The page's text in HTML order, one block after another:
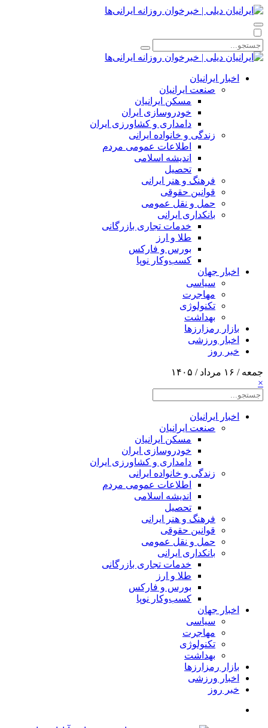
اخبار ایرانیان
صنعت ایرانیان
مسکن ایرانیان
خودروسازی ایران
دامداری و کشاورزی ایران
زندگی و خانواده ایرانی
اطلاعات عمومی مردم
اندیشه اسلامی
تحصیل
فرهنگ و هنر ایرانی
قوانین حقوقی
حمل و نقل عمومی
بانکداری ایرانی
خدمات تجاری بازرگانی
طلا و ارز
بورس و فارکس
کسب‌وکار نوپا
اخبار جهان
سیاسی
مهاجرت
تکنولوژی
بهداشت
بازار رمزارزها
اخبار ورزشی
خبر روز
جمعه / ۱۶ مرداد / ۱۴۰۵
×
اخبار ایرانیان
صنعت ایرانیان
مسکن ایرانیان
خودروسازی ایران
دامداری و کشاورزی ایران
زندگی و خانواده ایرانی
اطلاعات عمومی مردم
اندیشه اسلامی
تحصیل
فرهنگ و هنر ایرانی
قوانین حقوقی
حمل و نقل عمومی
بانکداری ایرانی
خدمات تجاری بازرگانی
طلا و ارز
بورس و فارکس
کسب‌وکار نوپا
اخبار جهان
سیاسی
مهاجرت
تکنولوژی
بهداشت
بازار رمزارزها
اخبار ورزشی
خبر روز